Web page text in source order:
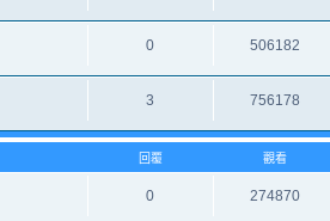
0 506182
3 756178
回覆 觀看
0 274870